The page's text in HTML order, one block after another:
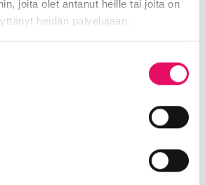
joita olet antanut heille tai joita on
heidän palvelujaan.
leijonarivistöön tuo Pasi Turtio,
johtaja. Lisäksi hän toimii